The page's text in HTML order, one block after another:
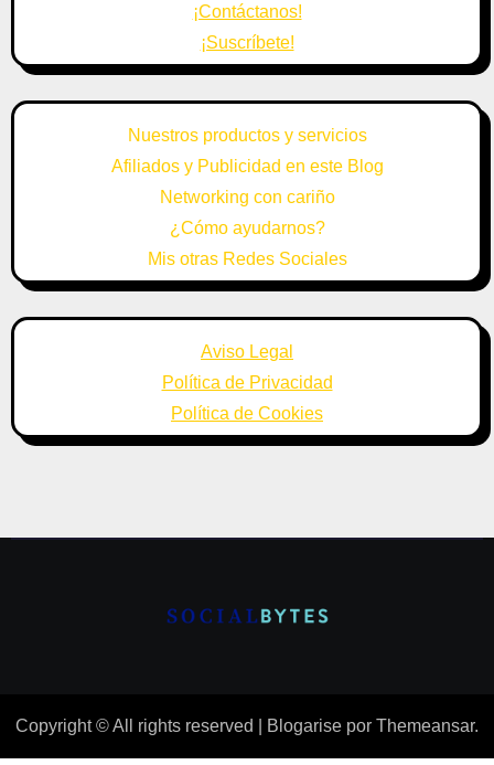
¡Contáctanos!
¡Suscríbete!
Nuestros productos y servicios
Afiliados y Publicidad en este Blog
Networking con cariño
¿Cómo ayudarnos?
Mis otras Redes Sociales
Aviso Legal
Política de Privacidad
Política de Cookies
Copyright © All rights reserved Blogarise por Themeansar.